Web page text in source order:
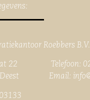
Roebbers B.V.
22 Telefoon:
Deest Email: